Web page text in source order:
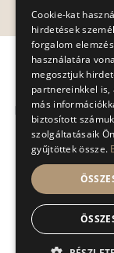
Posh-Trend Kft.
hálószobába,
Az oldalon
POSH-TREND
bármilyen
Cookie-kat
hirdetések
forgalom
használatára
megosztjuk
partnereinkkel is,
más
biztosított
szolgáltatásaik
gyűjtöttek össze.